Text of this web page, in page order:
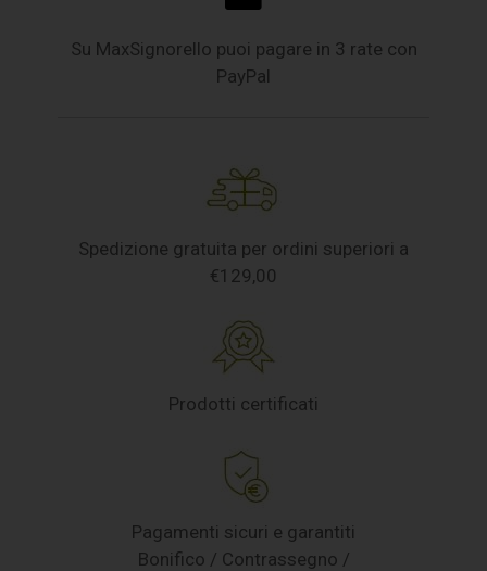
Su MaxSignorello puoi pagare in 3 rate con
PayPal
Spedizione gratuita per ordini superiori a
€129,00
Prodotti certificati
Pagamenti sicuri e garantiti
Bonifico / Contrassegno /